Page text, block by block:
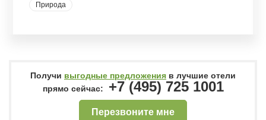
Природа
Получи выгодные предложения в лучшие отели
прямо сейчас:
+7 (495) 725 1001
Перезвоните мне